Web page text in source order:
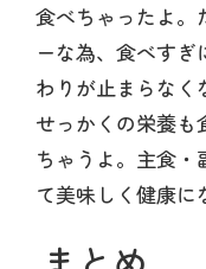
食べちゃったよ。
ーな為、食べす
わりが止まらなく
せっかくの栄養も
ちゃうよ。主食
て美味しく健康に